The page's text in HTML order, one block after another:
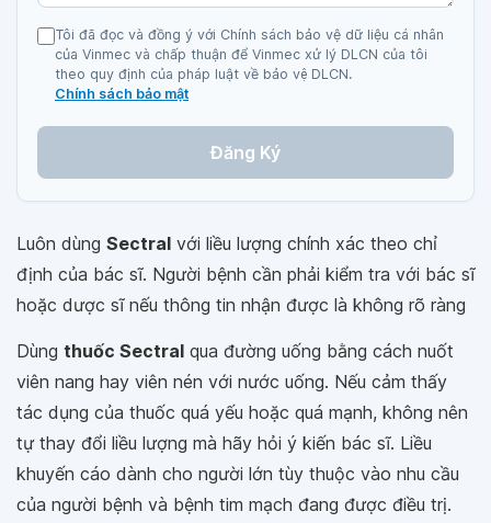
Tôi đã đọc và đồng ý với Chính sách bảo vệ dữ liệu cá nhân
của Vinmec và chấp thuận để Vinmec xử lý DLCN của tôi
theo quy định của pháp luật về bảo vệ DLCN.
Chính sách bảo mật
Đăng Ký
Luôn dùng Sectral với liều lượng chính xác theo chỉ
định của bác sĩ. Người bệnh cần phải kiểm tra với bác sĩ
hoặc dược sĩ nếu thông tin nhận được là không rõ ràng
Dùng thuốc Sectral qua đường uống bằng cách nuốt
viên nang hay viên nén với nước uống. Nếu cảm thấy
tác dụng của thuốc quá yếu hoặc quá mạnh, không nên
tự thay đổi liều lượng mà hãy hỏi ý kiến bác sĩ. Liều
khuyến cáo dành cho người lớn tùy thuộc vào nhu cầu
của người bệnh và bệnh tim mạch đang được điều trị.